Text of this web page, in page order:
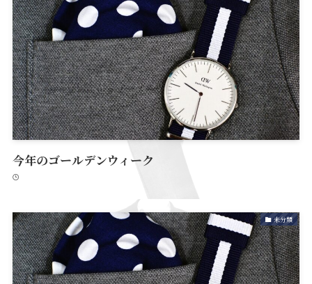
今年のゴールデンウィーク
未分類